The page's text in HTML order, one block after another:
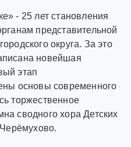
- 25 лет становления
представительной
округа. За это
новейшая
этап
основы современного
торжественное
сводного хора Детских